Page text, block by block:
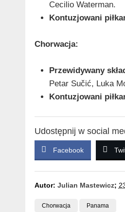
Cecilio Waterman.
Kontuzjowani
Chorwacja:
Przewidywany
Petar Sučić, Luka
Kontuzjowani
Udostępnij w social
Facebook
Autor: Julian Mastewicz;
Chorwacja Panama